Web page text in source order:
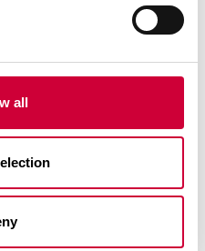
all
węglowym: od